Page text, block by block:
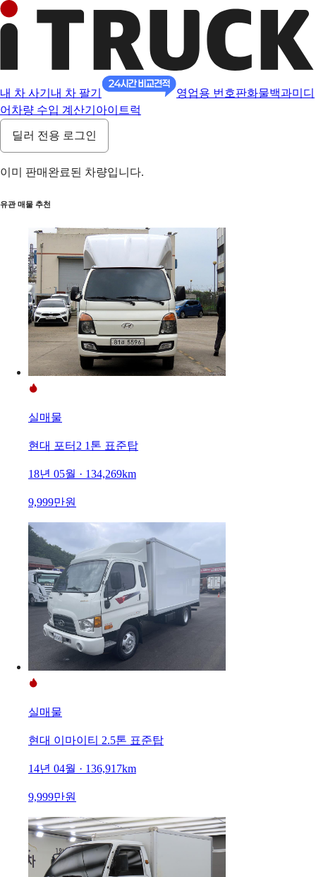
내 차 사기 내 차 팔기 영업용 번호판화물백과미디
어 차량 수입 계산기 아이트럭
딜러 전용 로그인
이미 판매완료된 차량입니다.
유관 매물 추천
실매물
현대 포터2 1톤 표준탑
18년 05월 · 134,269km
9,999만원
실매물
현대 이마이티 2.5톤 표준탑
14년 04월 · 136,917km
9,999만원